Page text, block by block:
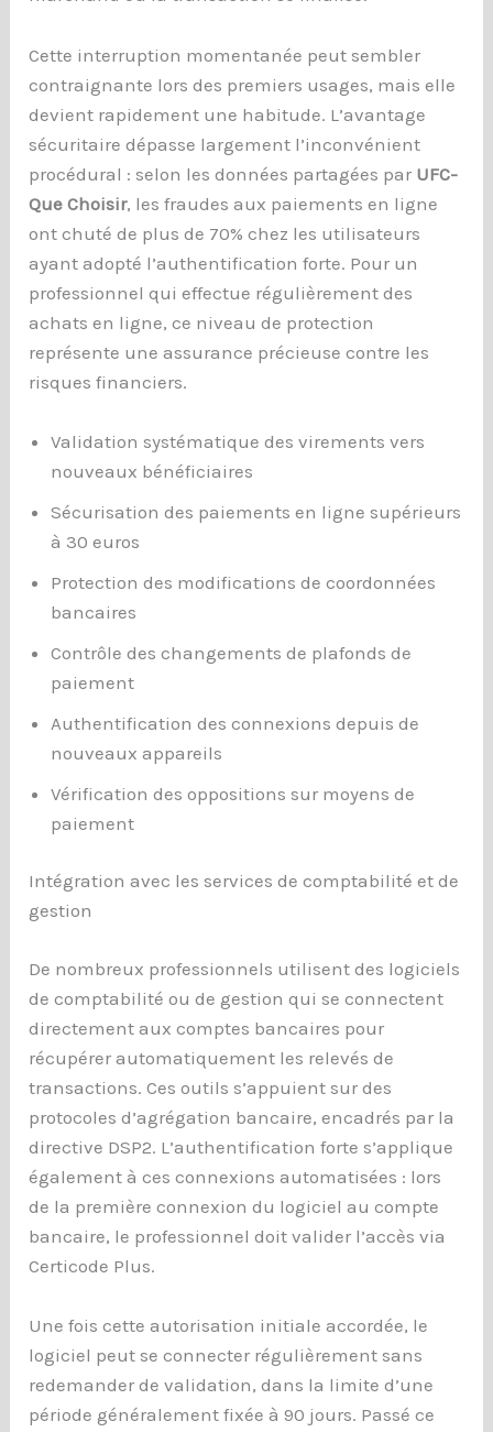
Cette interruption momentanée peut sembler
contraignante lors des premiers usages, mais elle
devient rapidement une habitude. L’avantage
sécuritaire dépasse largement l’inconvénient
procédural : selon les données partagées par UFC-
Que Choisir, les fraudes aux paiements en ligne
ont chuté de plus de 70% chez les utilisateurs
ayant adopté l’authentification forte. Pour un
professionnel qui effectue régulièrement des
achats en ligne, ce niveau de protection
représente une assurance précieuse contre les
risques financiers.
Validation systématique des virements vers
nouveaux bénéficiaires
Sécurisation des paiements en ligne supérieurs
à 30 euros
Protection des modifications de coordonnées
bancaires
Contrôle des changements de plafonds de
paiement
Authentification des connexions depuis de
nouveaux appareils
Vérification des oppositions sur moyens de
paiement
Intégration avec les services de comptabilité et de
gestion
De nombreux professionnels utilisent des logiciels
de comptabilité ou de gestion qui se connectent
directement aux comptes bancaires pour
récupérer automatiquement les relevés de
transactions. Ces outils s’appuient sur des
protocoles d’agrégation bancaire, encadrés par la
directive DSP2. L’authentification forte s’applique
également à ces connexions automatisées : lors
de la première connexion du logiciel au compte
bancaire, le professionnel doit valider l’accès via
Certicode Plus.
Une fois cette autorisation initiale accordée, le
logiciel peut se connecter régulièrement sans
redemander de validation, dans la limite d’une
période généralement fixée à 90 jours. Passé ce